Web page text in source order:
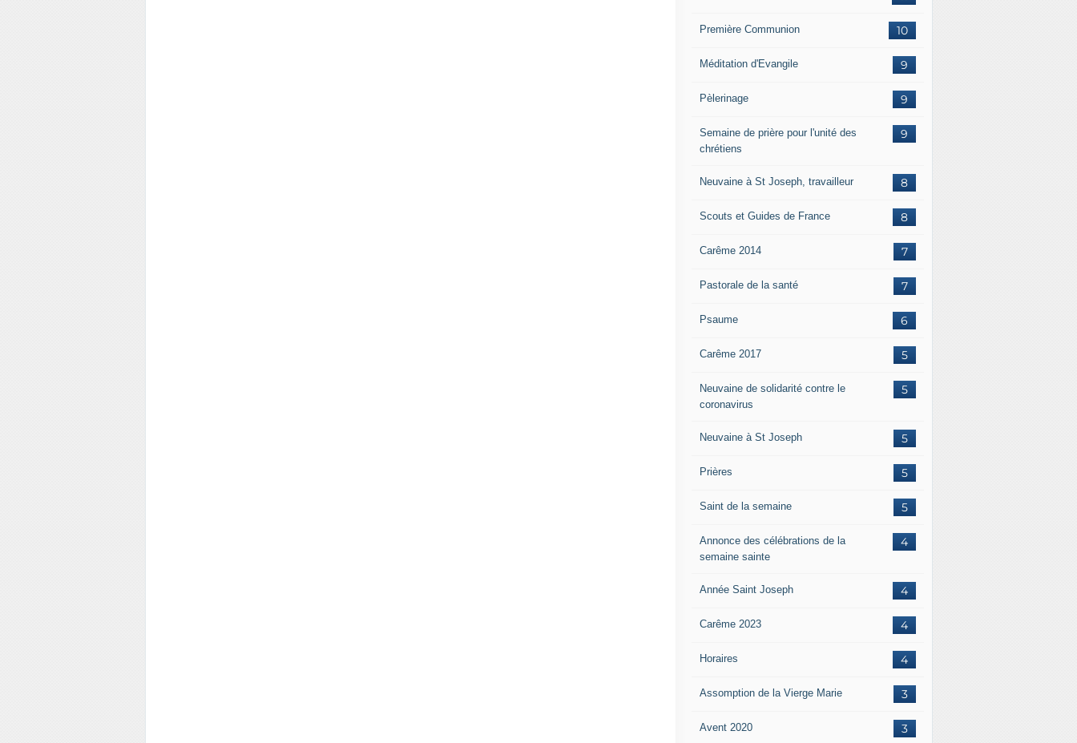
10
Première Communion
9
Méditation d'Evangile
9
Pèlerinage
9
Semaine de prière pour l'unité des
chrétiens
8
Neuvaine à St Joseph, travailleur
8
Scouts et Guides de France
7
Carême 2014
7
Pastorale de la santé
6
Psaume
5
Carême 2017
5
Neuvaine de solidarité contre le
coronavirus
5
Neuvaine à St Joseph
5
Prières
5
Saint de la semaine
4
Annonce des célébrations de la
semaine sainte
4
Année Saint Joseph
4
Carême 2023
4
Horaires
3
Assomption de la Vierge Marie
3
Avent 2020